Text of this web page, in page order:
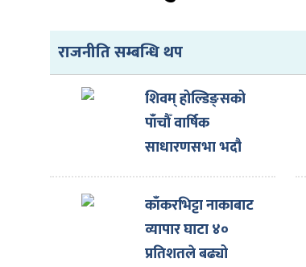
राजनीति सम्बन्धि थप
शिवम् होल्डिङ्सको
पाँचौँ वार्षिक
साधारणसभा भदौ
१४गते हुने
काँकरभिट्टा नाकाबाट
व्यापार घाटा ४०
प्रतिशतले बढ्यो